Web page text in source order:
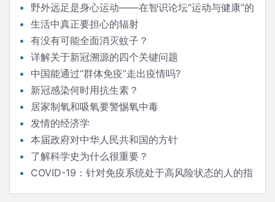
野外远足是身心运动——在智识论坛“运动与健康”的
发言生活中真正要担心的辐射
有没有可能全面消灭蚊子？
详解关于新冠溯源的四个关键问题
中国能通过“群体免疫”走出疫情吗?
新冠感染何时用抗生素？
居家制氧和吸氧要警惕氧中毒
发情的经济学
本届政府对中华人民共和国的方针
了解科学史为什么很重要？
COVID-19：针对免疫系统处于高风险状态的人的指